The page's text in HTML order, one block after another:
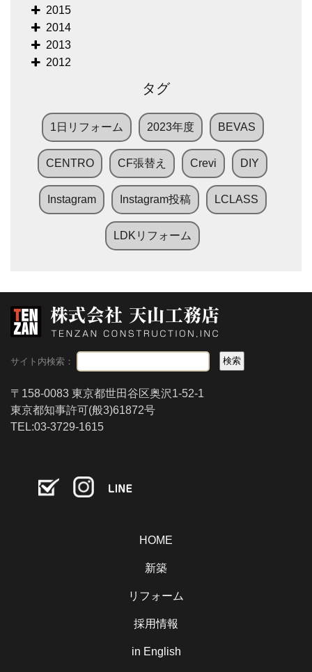
2015
2014
2013
2012
タグ
1日リフォーム 2023年度 BEVAS
CENTRO CF張替え Crevi DIY
Instagram Instagram投稿 LCLASS
LDKリフォーム
サイト内検索：
〒158-0083 東京都世田谷区奥沢1-52-1
東京都知事許可(般3)61872号
TEL:03-3729-1615
HOME
新築
リフォーム
採用情報
in English